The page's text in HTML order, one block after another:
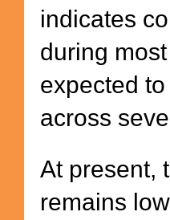
indicates
during
expected
across
At present,
remains